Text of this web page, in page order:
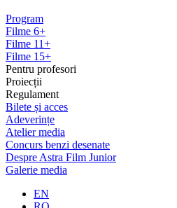
Program
Filme 6+
Filme 11+
Filme 15+
Pentru profesori
Proiecții
Regulament
Bilete și acces
Adeverințe
Atelier media
Concurs benzi desenate
Despre Astra Film Junior
Galerie media
EN